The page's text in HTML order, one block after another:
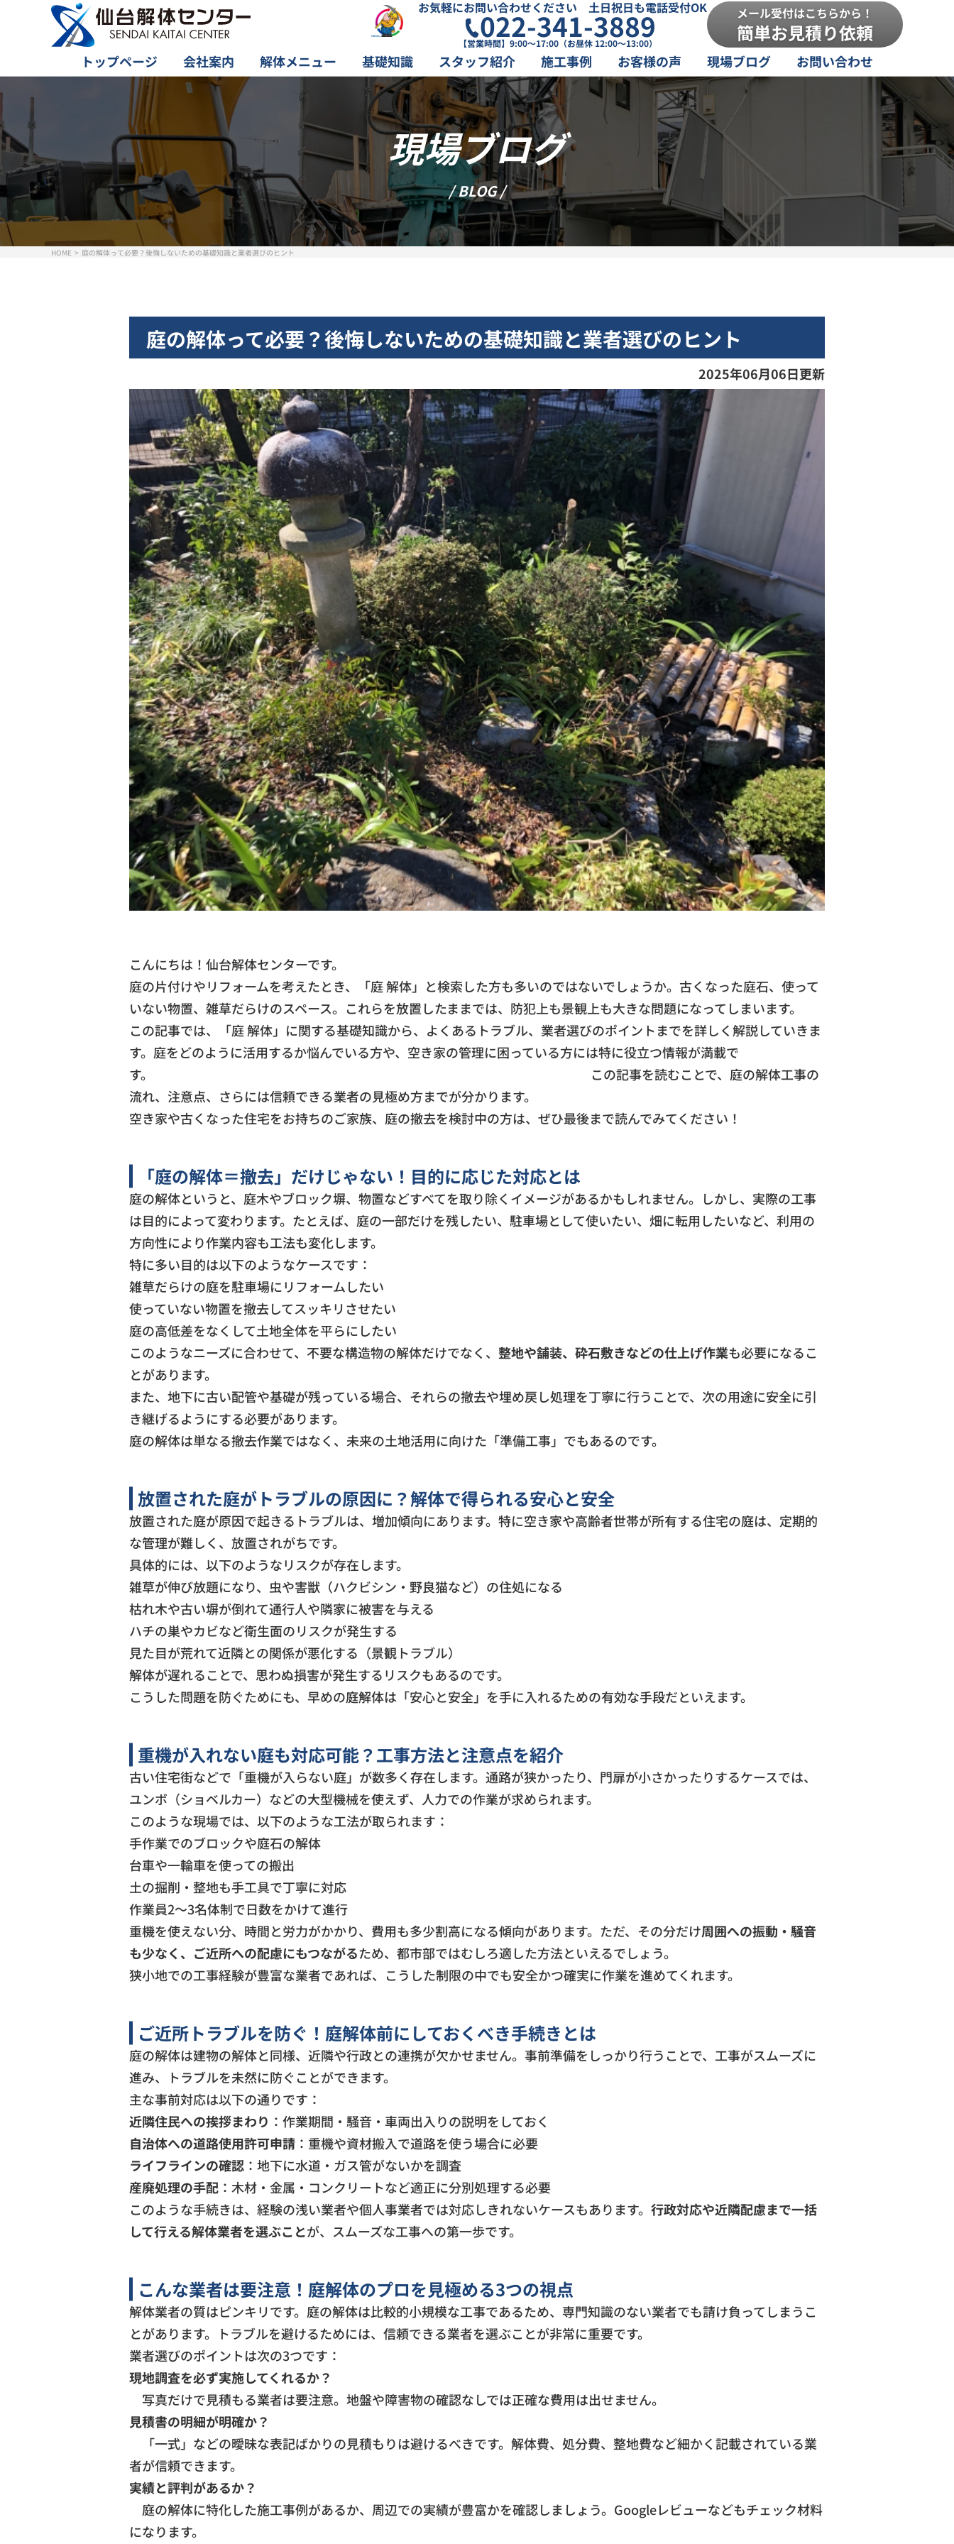
お気軽にお問い合わせください 土日祝日も電話受付OK
022-341-3889
【営業時間】9:00～17:00（お昼休 12:00～13:00）
メール受付はこちらから！
簡単お見積り依頼
トップページ 会社案内 解体メニュー 基礎知識 スタッフ紹介 施工事例 お客様の声 現場ブログ お問い合わせ
現場ブログ
/ BLOG /
HOME 庭の解体って必要？後悔しないための基礎知識と業者選びのヒント
庭の解体って必要？後悔しないための基礎知識と業者選びのヒント
2025年06月06日更新
こんにちは！仙台解体センターです。
庭の片付けやリフォームを考えたとき、「庭 解体」と検索した方も多いのではないでしょうか。古くなった庭石、使って
いない物置、雑草だらけのスペース。これらを放置したままでは、防犯上も景観上も大きな問題になってしまいます。
この記事では、「庭 解体」に関する基礎知識から、よくあるトラブル、業者選びのポイントまでを詳しく解説していきま
す。庭をどのように活用するか悩んでいる方や、空き家の管理に困っている方には特に役立つ情報が満載で
す。 この記事を読むことで、庭の解体工事の
流れ、注意点、さらには信頼できる業者の見極め方までが分かります。
空き家や古くなった住宅をお持ちのご家族、庭の撤去を検討中の方は、ぜひ最後まで読んでみてください！
「庭の解体＝撤去」だけじゃない！目的に応じた対応とは
庭の解体というと、庭木やブロック塀、物置などすべてを取り除くイメージがあるかもしれません。しかし、実際の工事
は目的によって変わります。たとえば、庭の一部だけを残したい、駐車場として使いたい、畑に転用したいなど、利用の
方向性により作業内容も工法も変化します。
特に多い目的は以下のようなケースです：
雑草だらけの庭を駐車場にリフォームしたい
使っていない物置を撤去してスッキリさせたい
庭の高低差をなくして土地全体を平らにしたい
このようなニーズに合わせて、不要な構造物の解体だけでなく、 整地や舗装、砕石敷きなどの仕上げ作業も必要になるこ
とがあります。
また、地下に古い配管や基礎が残っている場合、それらの撤去や埋め戻し処理を丁寧に行うことで、次の用途に安全に引
き継げるようにする必要があります。
庭の解体は単なる撤去作業ではなく、未来の土地活用に向けた「準備工事」でもあるのです。
放置された庭がトラブルの原因に？解体で得られる安心と安全
放置された庭が原因で起きるトラブルは、増加傾向にあります。特に空き家や高齢者世帯が所有する住宅の庭は、定期的
な管理が難しく、放置されがちです。
具体的には、以下のようなリスクが存在します。
雑草が伸び放題になり、虫や害獣（ハクビシン・野良猫など）の住処になる
枯れ木や古い塀が倒れて通行人や隣家に被害を与える
ハチの巣やカビなど衛生面のリスクが発生する
見た目が荒れて近隣との関係が悪化する（景観トラブル）
解体が遅れることで、思わぬ損害が発生するリスクもあるのです。
こうした問題を防ぐためにも、早めの庭解体は「安心と安全」を手に入れるための有効な手段だといえます。
重機が入れない庭も対応可能？工事方法と注意点を紹介
古い住宅街などで「重機が入らない庭」が数多く存在します。通路が狭かったり、門扉が小さかったりするケースでは、
ユンボ（ショベルカー）などの大型機械を使えず、人力での作業が求められます。
このような現場では、以下のような工法が取られます：
手作業でのブロックや庭石の解体
台車や一輪車を使っての搬出
土の掘削・整地も手工具で丁寧に対応
作業員2～3名体制で日数をかけて進行
重機を使えない分、時間と労力がかかり、費用も多少割高になる傾向があります。ただ、その分だけ周囲への振動・騒音
も少なく、ご近所への配慮にもつながるため、都市部ではむしろ適した方法といえるでしょう。
狭小地での工事経験が豊富な業者であれば、こうした制限の中でも安全かつ確実に作業を進めてくれます。
ご近所トラブルを防ぐ！庭解体前にしておくべき手続きとは
庭の解体は建物の解体と同様、近隣や行政との連携が欠かせません。事前準備をしっかり行うことで、工事がスムーズに
進み、トラブルを未然に防ぐことができます。
主な事前対応は以下の通りです：
近隣住民への挨拶まわり ：作業期間・騒音・車両出入りの説明をしておく
自治体への道路使用許可申請 ：重機や資材搬入で道路を使う場合に必要
ライフラインの確認 ：地下に水道・ガス管がないかを調査
産廃処理の手配 ：木材・金属・コンクリートなど適正に分別処理する必要
このような手続きは、経験の浅い業者や個人事業者では対応しきれないケースもあります。 行政対応や近隣配慮まで一括
して行える解体業者を選ぶことが、スムーズな工事への第一歩です。
こんな業者は要注意！庭解体のプロを見極める3つの視点
解体業者の質はピンキリです。庭の解体は比較的小規模な工事であるため、専門知識のない業者でも請け負ってしまうこ
とがあります。トラブルを避けるためには、信頼できる業者を選ぶことが非常に重要です。
業者選びのポイントは次の3つです：
現地調査を必ず実施してくれるか？
写真だけで見積もる業者は要注意。地盤や障害物の確認なしでは正確な費用は出せません。
見積書の明細が明確か？
「一式」などの曖昧な表記ばかりの見積もりは避けるべきです。解体費、処分費、整地費など細かく記載されている業
者が信頼できます。
実績と評判があるか？
庭の解体に特化した施工事例があるか、周辺での実績が豊富かを確認しましょう。Googleレビューなどもチェック材料
になります。